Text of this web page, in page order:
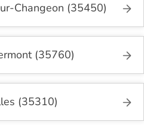
Changeon (35450)
(35760)
(35310)